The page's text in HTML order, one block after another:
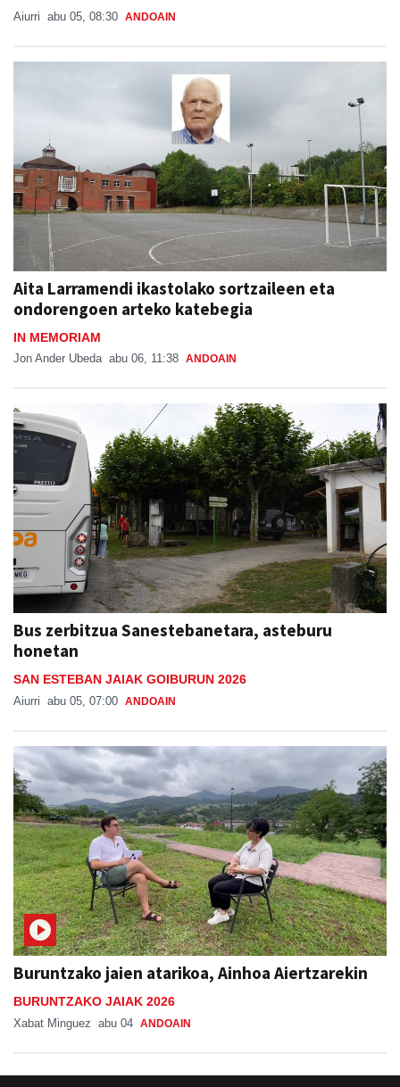
Aiurri abu 05, 08:30 ANDOAIN
Aita Larramendi ikastolako sortzaileen eta
ondorengoen arteko katebegia
IN MEMORIAM
Jon Ander Ubeda abu 06, 11:38 ANDOAIN
Bus zerbitzua Sanestebanetara, asteburu
honetan
SAN ESTEBAN JAIAK GOIBURUN 2026
Aiurri abu 05, 07:00 ANDOAIN
Buruntzako jaien atarikoa, Ainhoa Aiertzarekin
BURUNTZAKO JAIAK 2026
Xabat Minguez abu 04 ANDOAIN